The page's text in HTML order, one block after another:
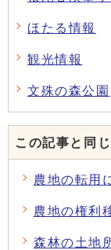
ほたる情報
観光情報
文殊の森公園
この記事と同
農地の転用
農地の権利
森林の土地